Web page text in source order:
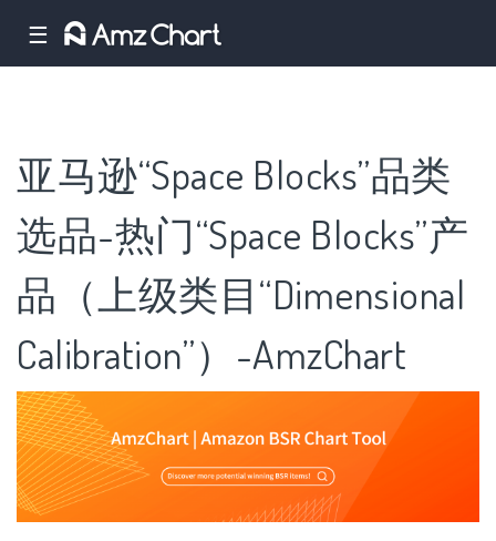
☰
亚马逊“Space Blocks”品类
选品-热门“Space Blocks”产
品（上级类目“Dimensional
Calibration”）-AmzChart